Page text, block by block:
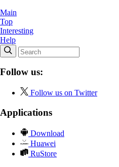
Main
Top
Interesting
Help
Follow us:
Follow us on Twitter
Applications
Download
Huawei
RuStore